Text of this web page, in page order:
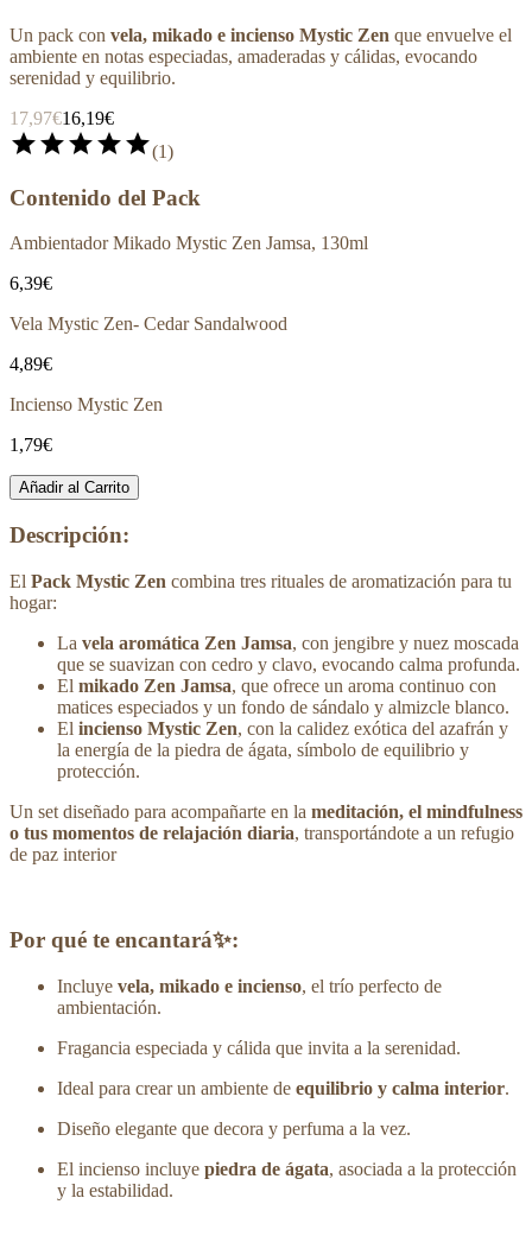
Un pack con vela, mikado e incienso Mystic Zen que envuelve el
ambiente en notas especiadas, amaderadas y cálidas, evocando
serenidad y equilibrio.
17,97€16,19€
starstarstarstarstar(1)
Contenido del Pack
Ambientador Mikado Mystic Zen Jamsa, 130ml
6,39€
Vela Mystic Zen- Cedar Sandalwood
4,89€
Incienso Mystic Zen
1,79€
Añadir al Carrito
Descripción:
El Pack Mystic Zen combina tres rituales de aromatización para tu
hogar:
La vela aromática Zen Jamsa, con jengibre y nuez moscada
que se suavizan con cedro y clavo, evocando calma profunda.
El mikado Zen Jamsa, que ofrece un aroma continuo con
matices especiados y un fondo de sándalo y almizcle blanco.
El incienso Mystic Zen, con la calidez exótica del azafrán y
la energía de la piedra de ágata, símbolo de equilibrio y
protección.
Un set diseñado para acompañarte en la meditación, el mindfulness
o tus momentos de relajación diaria, transportándote a un refugio
de paz interior
Por qué te encantará✨:
Incluye vela, mikado e incienso, el trío perfecto de
ambientación.
Fragancia especiada y cálida que invita a la serenidad.
Ideal para crear un ambiente de equilibrio y calma interior.
Diseño elegante que decora y perfuma a la vez.
El incienso incluye piedra de ágata, asociada a la protección
y la estabilidad.